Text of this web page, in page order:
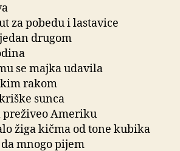
za pobedu i lastavice
drugom
se majka udavila
rakom
sunca
preživeo Ameriku
žiga kičma od tone kubika
mnogo pijem